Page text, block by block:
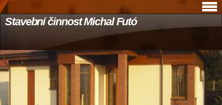
Stavební činnost Michal Futó